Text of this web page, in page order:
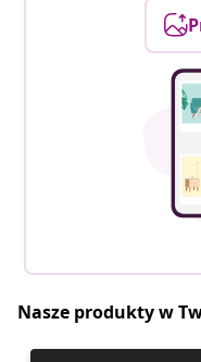
Nasze produkty w